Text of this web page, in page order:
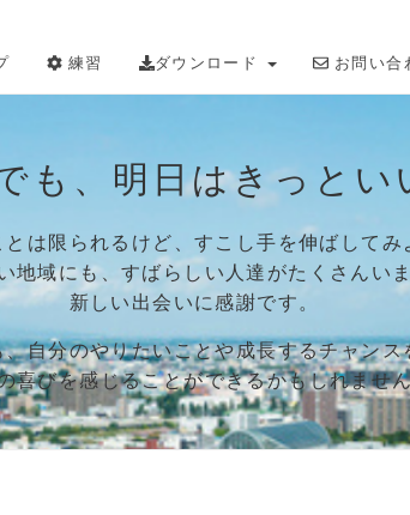
練習 ダウンロード お問い合
も、明日はきっとい
とは限られるけど、すこし手を伸ばしてみ
地域にも、すばらしい人達がたくさんい
新しい出会いに感謝です。
自分のやりたいことや成長するチャンス
喜びを感じることができるかもしれませ